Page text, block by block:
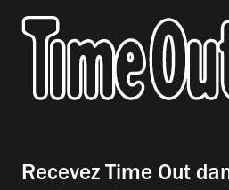
Recevez Time Out